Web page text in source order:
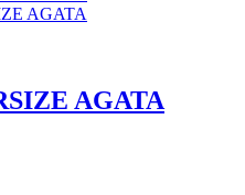
AGATA